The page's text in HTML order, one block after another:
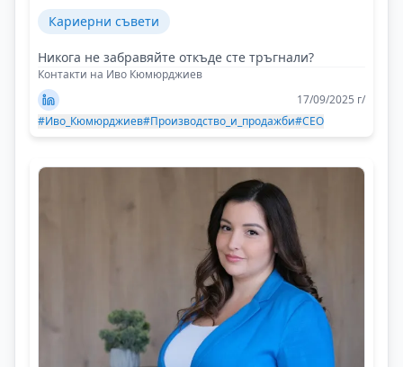
Кариерни съвети
Никога не забравяйте откъде сте тръгнали?
Контакти на Иво Кюмюрджиев
17/09/2025 г/
#Иво_Кюмюрджиев#Производство_и_продажби#CEO